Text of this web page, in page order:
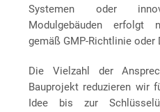
Systemen oder
Modulgebäuden erfolgt
gemäß GMP-Richtlinie oder
Die Vielzahl der
Bauprojekt reduzieren wir
Idee bis zur